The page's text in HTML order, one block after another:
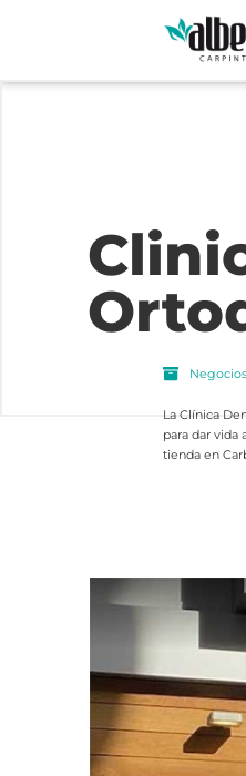
Negocios
La Clínica
para dar vida
tienda en